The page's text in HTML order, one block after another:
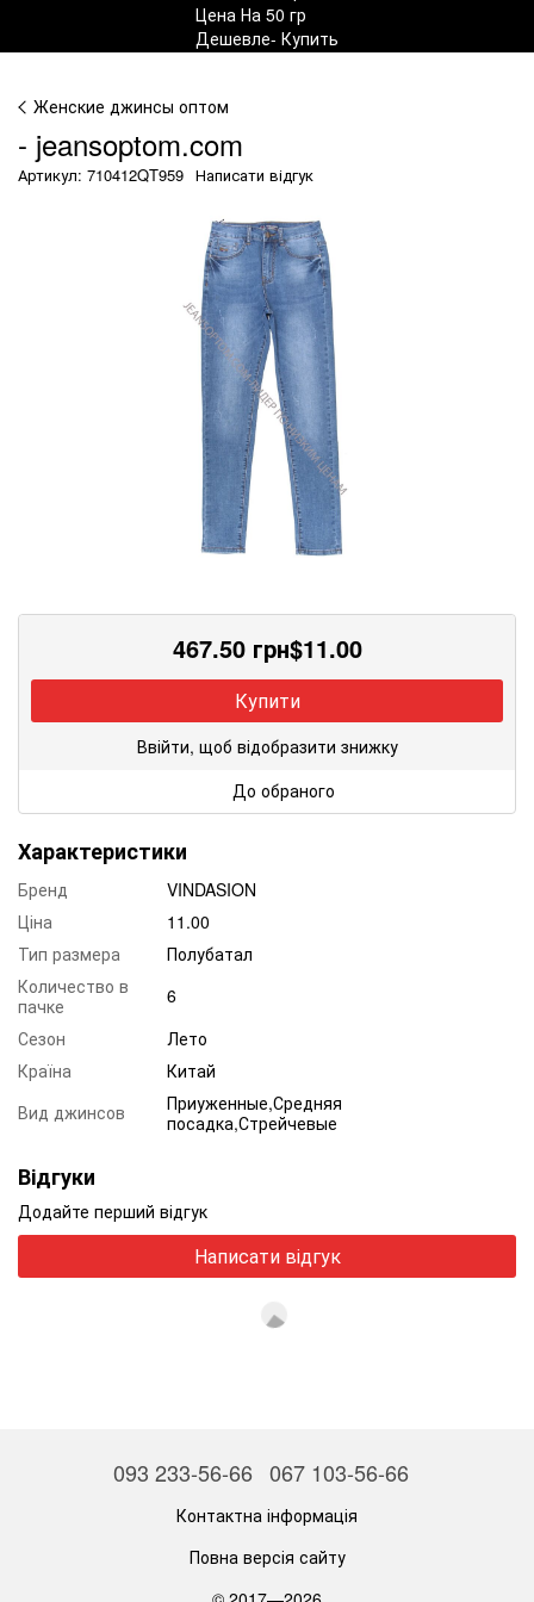
Женские джинсы оптом
- jeansoptom.com
Артикул: 710412QT959 Написати відгук
467.50грн$11.00
Купити
Ввійти, щоб відобразити знижку
До обраного
Характеристики
Бренд
VINDASION
Ціна
11.00
Тип размера
Полубатал
Количество в
пачке
6
Сезон
Лето
Країна
Китай
Вид джинсов
Приуженные,Средняя
посадка,Стрейчевые
Відгуки
Додайте перший відгук
Написати відгук
093 233-56-66 067 103-56-66
Контактна інформація
Повна версія сайту